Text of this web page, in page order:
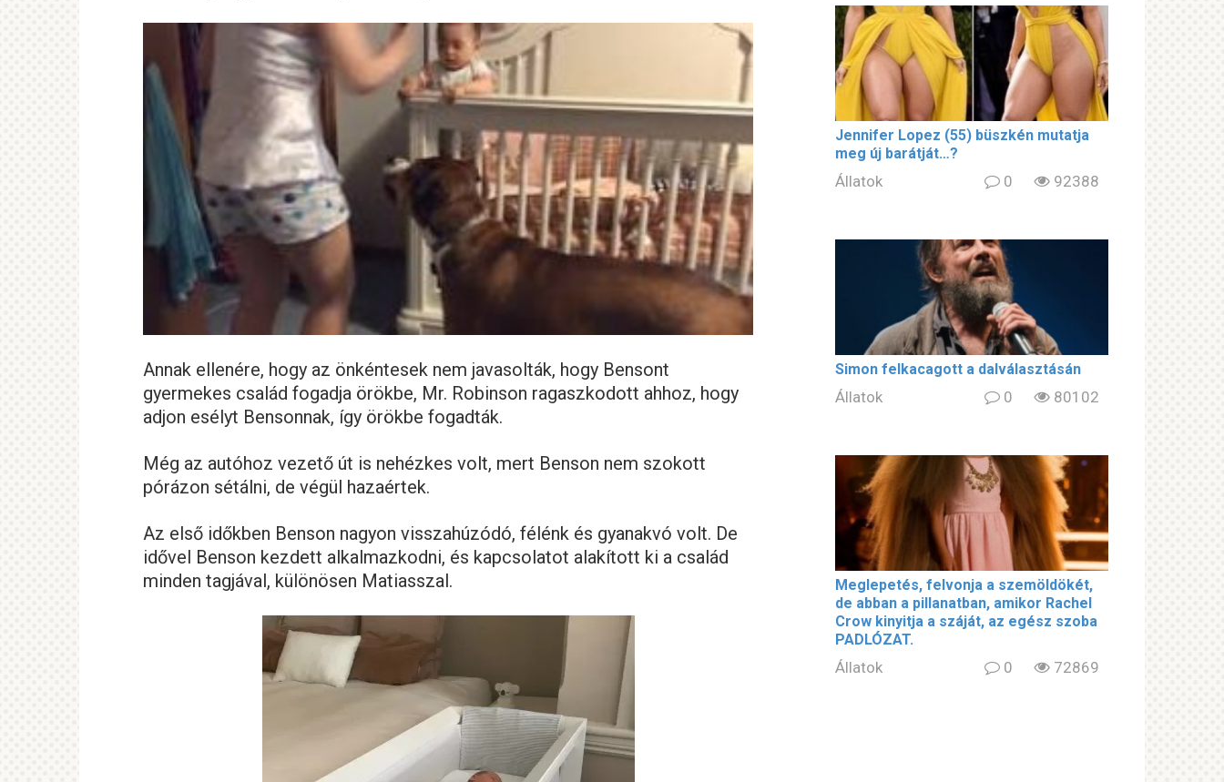
Annak ellenére, hogy az önkéntesek nem javasolták, hogy Bensont
gyermekes család fogadja örökbe, Mr. Robinson ragaszkodott ahhoz, hogy
adjon esélyt Bensonnak, így örökbe fogadták.
Még az autóhoz vezető út is nehézkes volt, mert Benson nem szokott
pórázon sétálni, de végül hazaértek.
Az első időkben Benson nagyon visszahúzódó, félénk és gyanakvó volt. De
idővel Benson kezdett alkalmazkodni, és kapcsolatot alakított ki a család
minden tagjával, különösen Matiasszal.
Jennifer Lopez (55) büszkén mutatja
meg új barátját…?
Állatok 0 92388
Simon felkacagott a dalválasztásán
Állatok 0 80102
Meglepetés, felvonja a szemöldökét,
de abban a pillanatban, amikor Rachel
Crow kinyitja a száját, az egész szoba
PADLÓZAT.
Állatok 0 72869